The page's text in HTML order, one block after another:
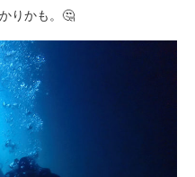
りかも。🤔